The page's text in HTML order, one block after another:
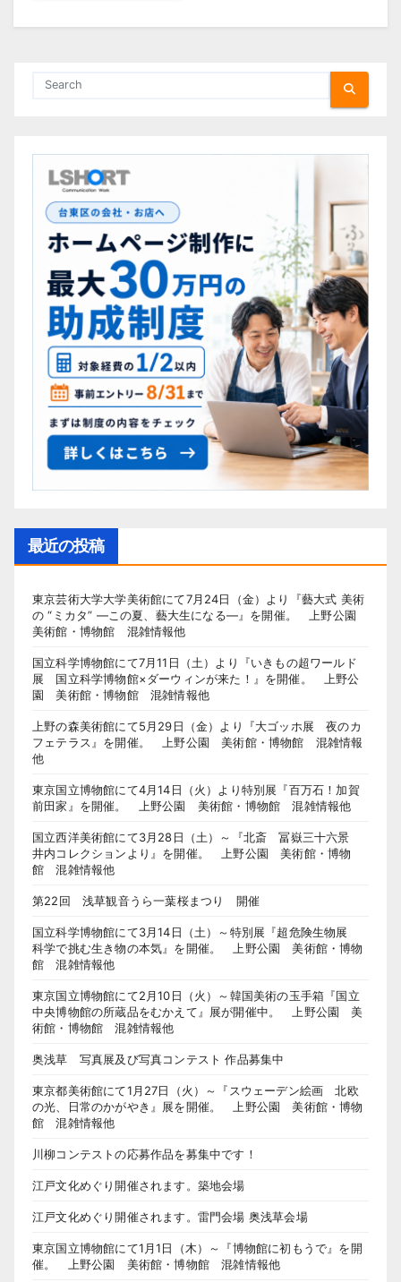
最近の投稿
東京芸術大学大学美術館にて7月24日（金）より『藝大式 美術
の “ミカタ” ―この夏、藝大生になる―』を開催。 上野公園
美術館・博物館 混雑情報他
国立科学博物館にて7月11日（土）より『いきもの超ワールド
展 国立科学博物館×ダーウィンが来た！』を開催。 上野公
園 美術館・博物館 混雑情報他
上野の森美術館にて5月29日（金）より『大ゴッホ展 夜のカ
フェテラス』を開催。 上野公園 美術館・博物館 混雑情報
他
東京国立博物館にて4月14日（火）より特別展『百万石！加賀
前田家』を開催。 上野公園 美術館・博物館 混雑情報他
国立西洋美術館にて3月28日（土）～『北斎 冨嶽三十六景
井内コレクションより』を開催。 上野公園 美術館・博物
館 混雑情報他
第22回 浅草観音うら一葉桜まつり 開催
国立科学博物館にて3月14日（土）～特別展『超危険生物展
科学で挑む生き物の本気』を開催。 上野公園 美術館・博物
館 混雑情報他
東京国立博物館にて2月10日（火）～韓国美術の玉手箱『国立
中央博物館の所蔵品をむかえて』展が開催中。 上野公園 美
術館・博物館 混雑情報他
奥浅草 写真展及び写真コンテスト 作品募集中
東京都美術館にて1月27日（火）～『スウェーデン絵画 北欧
の光、日常のかがやき』展を開催。 上野公園 美術館・博物
館 混雑情報他
川柳コンテストの応募作品を募集中です！
江戸文化めぐり開催されます。築地会場
江戸文化めぐり開催されます。雷門会場 奥浅草会場
東京国立博物館にて1月1日（木）～『博物館に初もうで』を開
催。 上野公園 美術館・博物館 混雑情報他